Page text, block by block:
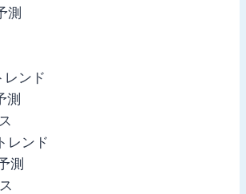
測
レンド
測
レンド
測